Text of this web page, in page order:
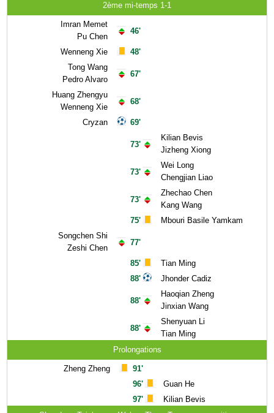
2ème mi-temps 1-1
Imran Memet
Pu Chen
Wenneng Xie
Tong Wang
Pedro Alvaro
Huang Zhengyu
Wenneng Xie
Cryzan
Songchen Shi
Zeshi Chen
46'
48'
67'
68'
69'
73'
73'
73'
75'
77'
85'
88'
88'
88'
Kilian Bevis
Jizheng Xiong
Wei Long
Chengjian Liao
Zhechao Chen
Kang Wang
Mbouri Basile Yamkam
Tian Ming
Jhonder Cadiz
Haoqian Zheng
Jinxian Wang
Shenyuan Li
Tian Ming
Prolongations
Zheng Zheng
91'
96'
97'
Guan He
Kilian Bevis